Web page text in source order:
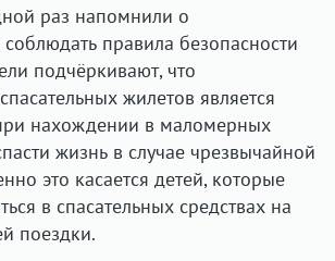
раз напомнили о
правила безопасности
подчёркивают, что
жилетов является
нахождении в маломерных
жизнь в случае чрезвычайной
это касается детей, которые
в спасательных средствах на
поездки.